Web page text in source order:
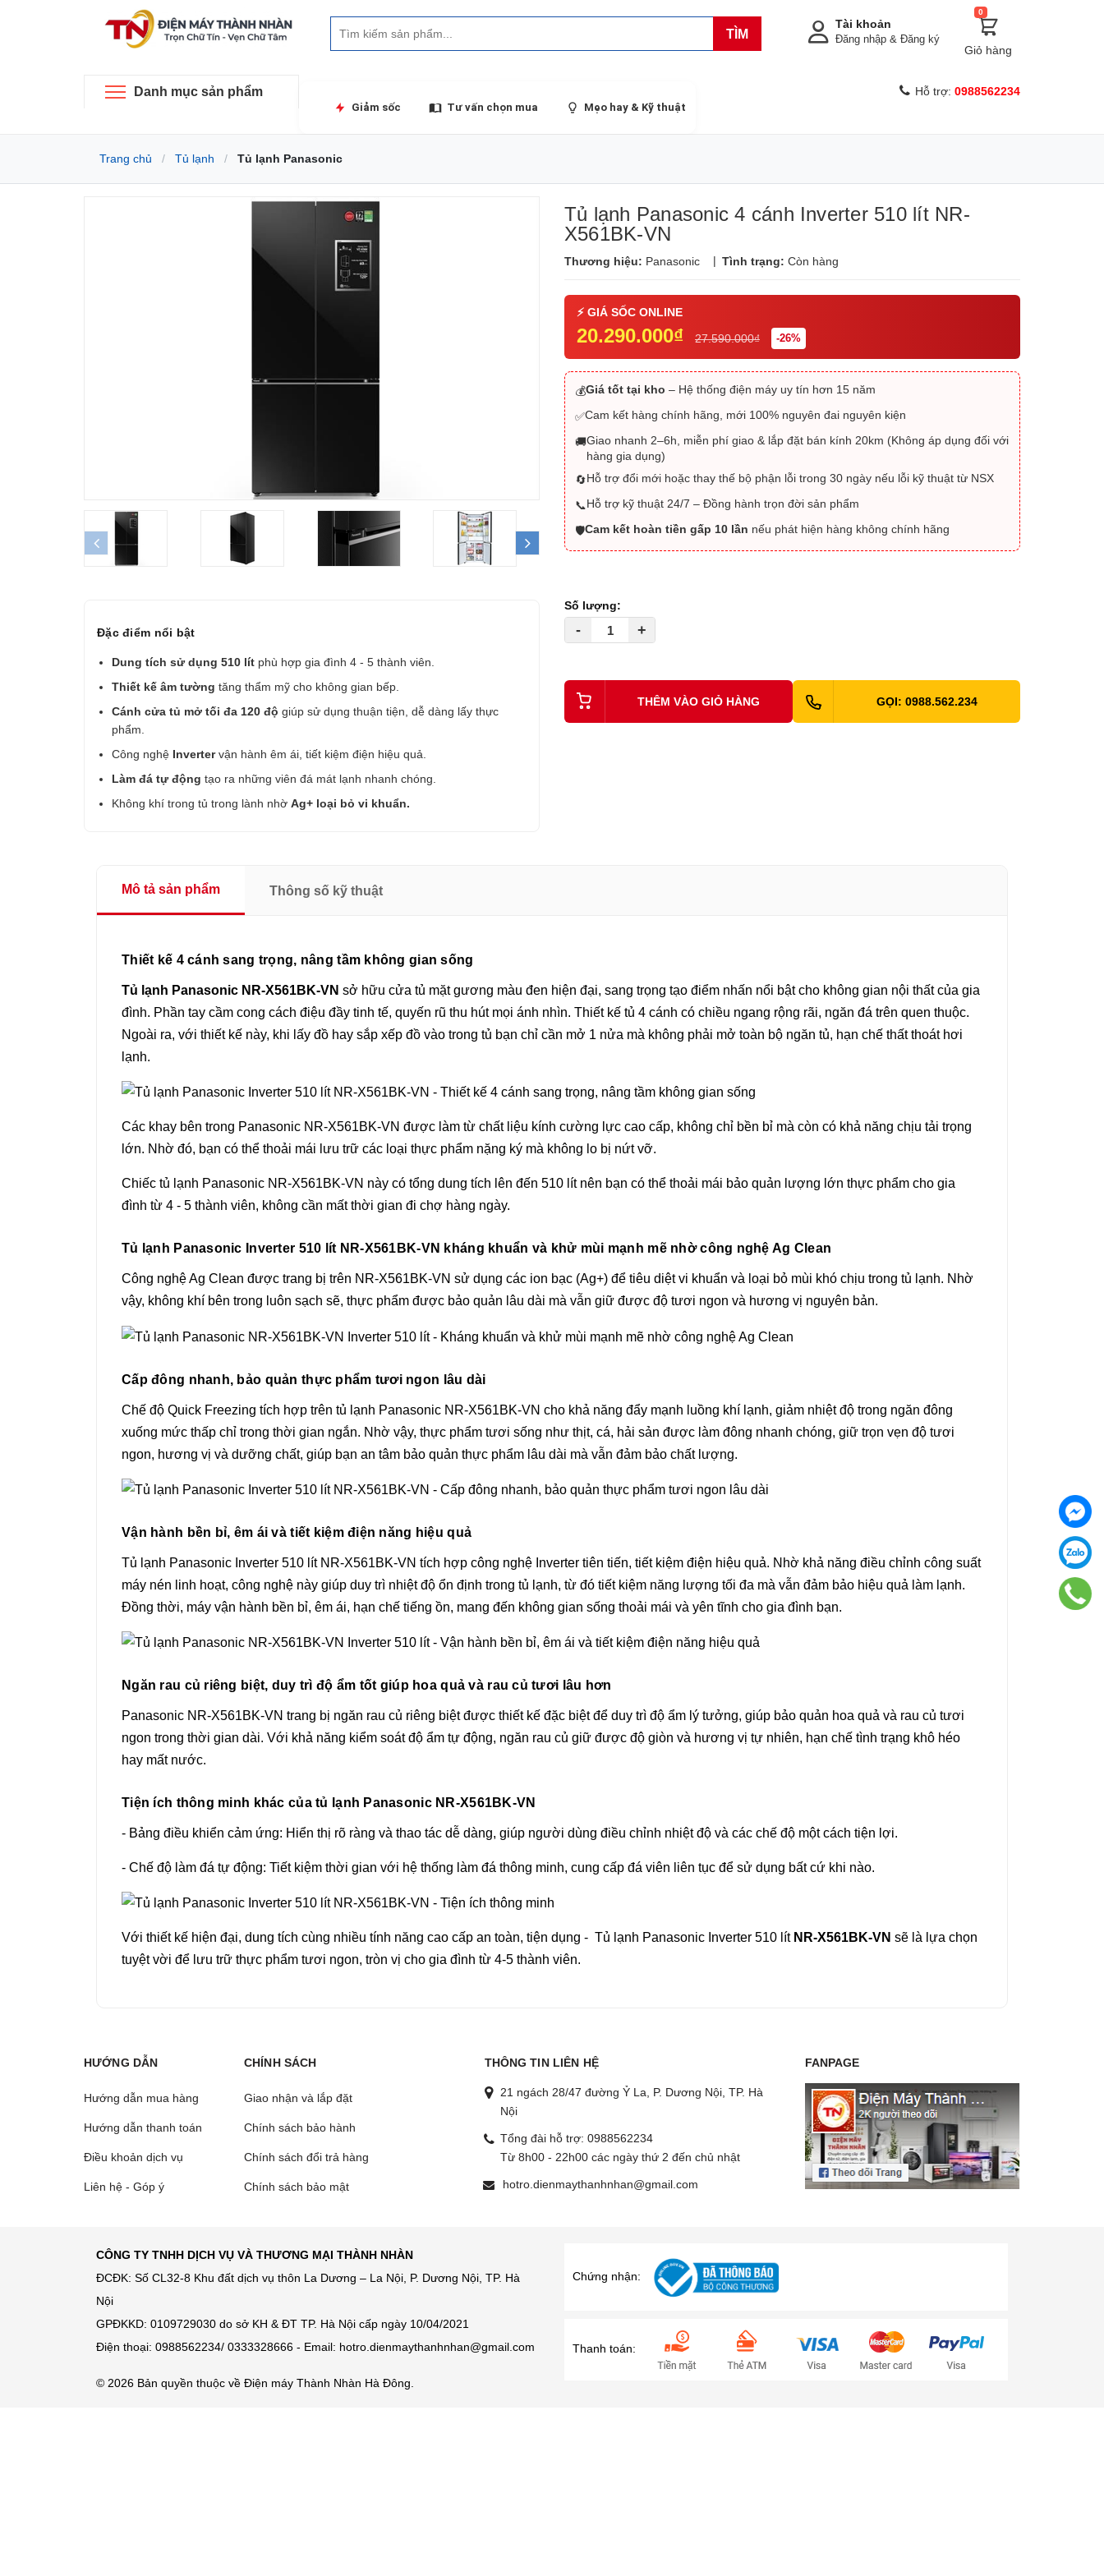
TÌM
0
Giỏ hàng
Tài khoản
Đăng nhập & Đăng ký
Danh mục sản phẩm
Giảm sốc Tư vấn chọn mua Mẹo hay & Kỹ thuật
Hỗ trợ: 0988562234
Trang chủ Tủ lạnh Tủ lạnh Panasonic
Đặc điểm nổi bật
Dung tích sử dụng 510 lít phù hợp gia đình 4 - 5 thành viên.
Thiết kế âm tường tăng thẩm mỹ cho không gian bếp.
Cánh cửa tủ mở tối đa 120 độ giúp sử dụng thuận tiện, dễ dàng lấy thực
phẩm.
Công nghệ Invertervận hành êm ái, tiết kiệm điện hiệu quả.
Làm đá tự động tạo ra những viên đá mát lạnh nhanh chóng.
Không khí trong tủ trong lành nhờ Ag+ loại bỏ vi khuẩn.
Tủ lạnh Panasonic 4 cánh Inverter 510 lít NR-
X561BK-VN
Thương hiệu: Panasonic | Tình trạng: Còn hàng
20.290.000₫ 27.590.000₫ -26%
💰Giá tốt tại kho – Hệ thống điện máy uy tín hơn 15 năm
✅Cam kết hàng chính hãng, mới 100% nguyên đai nguyên kiện
🚚Giao nhanh 2–6h, miễn phí giao & lắp đặt bán kính 20km (Không áp dụng đối với
hàng gia dụng)
🔄Hỗ trợ đổi mới hoặc thay thế bộ phận lỗi trong 30 ngày nếu lỗi kỹ thuật từ NSX
📞Hỗ trợ kỹ thuật 24/7 – Đồng hành trọn đời sản phẩm
🛡️Cam kết hoàn tiền gấp 10 lần nếu phát hiện hàng không chính hãng
Số lượng:
- +
THÊM VÀO GIỎ HÀNG GỌI: 0988.562.234
Mô tả sản phẩm Thông số kỹ thuật
Thiết kế 4 cánh sang trọng, nâng tầm không gian sống
Tủ lạnh Panasonic NR-X561BK-VN sở hữu cửa tủ mặt gương màu đen hiện đại, sang trọng tạo điểm nhấn nổi bật cho không gian nội thất của gia
đình. Phần tay cầm cong cách điệu đầy tinh tế, quyến rũ thu hút mọi ánh nhìn. Thiết kế tủ 4 cánh có chiều ngang rộng rãi, ngăn đá trên quen thuộc.
Ngoài ra, với thiết kế này, khi lấy đồ hay sắp xếp đồ vào trong tủ bạn chỉ cần mở 1 nửa mà không phải mở toàn bộ ngăn tủ, hạn chế thất thoát hơi
lạnh.
Các khay bên trong Panasonic NR-X561BK-VN được làm từ chất liệu kính cường lực cao cấp, không chỉ bền bỉ mà còn có khả năng chịu tải trọng
lớn. Nhờ đó, bạn có thể thoải mái lưu trữ các loại thực phẩm nặng ký mà không lo bị nứt vỡ.
Chiếc tủ lạnh Panasonic NR-X561BK-VN này có tổng dung tích lên đến 510 lít nên bạn có thể thoải mái bảo quản lượng lớn thực phẩm cho gia
đình từ 4 - 5 thành viên, không cần mất thời gian đi chợ hàng ngày.
Tủ lạnh Panasonic Inverter 510 lít NR-X561BK-VN kháng khuẩn và khử mùi mạnh mẽ nhờ công nghệ Ag Clean
Công nghệ Ag Clean được trang bị trên NR-X561BK-VN sử dụng các ion bạc (Ag+) để tiêu diệt vi khuẩn và loại bỏ mùi khó chịu trong tủ lạnh. Nhờ
vậy, không khí bên trong luôn sạch sẽ, thực phẩm được bảo quản lâu dài mà vẫn giữ được độ tươi ngon và hương vị nguyên bản.
Cấp đông nhanh, bảo quản thực phẩm tươi ngon lâu dài
Chế độ Quick Freezing tích hợp trên tủ lạnh Panasonic NR-X561BK-VN cho khả năng đẩy mạnh luồng khí lạnh, giảm nhiệt độ trong ngăn đông
xuống mức thấp chỉ trong thời gian ngắn. Nhờ vậy, thực phẩm tươi sống như thịt, cá, hải sản được làm đông nhanh chóng, giữ trọn vẹn độ tươi
ngon, hương vị và dưỡng chất, giúp bạn an tâm bảo quản thực phẩm lâu dài mà vẫn đảm bảo chất lượng.
Vận hành bền bỉ, êm ái và tiết kiệm điện năng hiệu quả
Tủ lạnh Panasonic Inverter 510 lít NR-X561BK-VN tích hợp công nghệ Inverter tiên tiến, tiết kiệm điện hiệu quả. Nhờ khả năng điều chỉnh công suất
máy nén linh hoạt, công nghệ này giúp duy trì nhiệt độ ổn định trong tủ lạnh, từ đó tiết kiệm năng lượng tối đa mà vẫn đảm bảo hiệu quả làm lạnh.
Đồng thời, máy vận hành bền bỉ, êm ái, hạn chế tiếng ồn, mang đến không gian sống thoải mái và yên tĩnh cho gia đình bạn.
Ngăn rau củ riêng biệt, duy trì độ ẩm tốt giúp hoa quả và rau củ tươi lâu hơn
Panasonic NR-X561BK-VN trang bị ngăn rau củ riêng biệt được thiết kế đặc biệt để duy trì độ ẩm lý tưởng, giúp bảo quản hoa quả và rau củ tươi
ngon trong thời gian dài. Với khả năng kiểm soát độ ẩm tự động, ngăn rau củ giữ được độ giòn và hương vị tự nhiên, hạn chế tình trạng khô héo
hay mất nước.
Tiện ích thông minh khác của tủ lạnh Panasonic NR-X561BK-VN
- Bảng điều khiển cảm ứng: Hiển thị rõ ràng và thao tác dễ dàng, giúp người dùng điều chỉnh nhiệt độ và các chế độ một cách tiện lợi.
- Chế độ làm đá tự động: Tiết kiệm thời gian với hệ thống làm đá thông minh, cung cấp đá viên liên tục để sử dụng bất cứ khi nào.
Với thiết kế hiện đại, dung tích cùng nhiều tính năng cao cấp an toàn, tiện dụng - Tủ lạnh Panasonic Inverter 510 lít NR-X561BK-VN sẽ là lựa chọn
tuyệt vời để lưu trữ thực phẩm tươi ngon, tròn vị cho gia đình từ 4-5 thành viên.
HƯỚNG DẪN
Hướng dẫn mua hàng
Hướng dẫn thanh toán
Điều khoản dịch vụ
Liên hệ - Góp ý
CHÍNH SÁCH
Giao nhận và lắp đặt
Chính sách bảo hành
Chính sách đổi trả hàng
Chính sách bảo mật
THÔNG TIN LIÊN HỆ
21 ngách 28/47 đường Ỷ La, P. Dương Nội, TP. Hà
Nội
Tổng đài hỗ trợ: 0988562234
Từ 8h00 - 22h00 các ngày thứ 2 đến chủ nhật
hotro.dienmaythanhnhan@gmail.com
FANPAGE
CÔNG TY TNHH DỊCH VỤ VÀ THƯƠNG MẠI THÀNH NHÀN
ĐCĐK: Số CL32-8 Khu đất dịch vụ thôn La Dương – La Nội, P. Dương Nội, TP. Hà
Nội
GPĐKKD: 0109729030 do sở KH & ĐT TP. Hà Nội cấp ngày 10/04/2021
Điện thoại: 0988562234/ 0333328666 - Email: hotro.dienmaythanhnhan@gmail.com
© 2026 Bản quyền thuộc về Điện máy Thành Nhàn Hà Đông.
Chứng nhận:
Thanh toán: